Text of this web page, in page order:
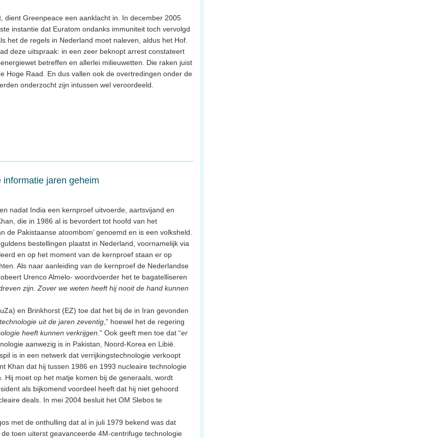
dient Greenpeace een aanklacht in. In december 2005
instantie dat Euratom ondanks immuniteit toch vervolgd
het de regels in Nederland moet naleven, aldus het Hof.
deze uitspraak: in een zeer beknopt arrest constateert
betreffen en allerlei milieuwetten. Die raken juist
Hoge Raad. En dus vallen ook de overtredingen onder de
onderzocht zijn intussen wel veroordeeld.
jaren geheim
nadat India een kernproef uitvoerde, aartsvijand en
die in 1986 al is bevordert tot hoofd van het
de Pakistaanse atoombom’ genoemd en is een volksheld.
bestellingen plaatst in Nederland, voornamelijk via
en op het moment van de kernproef staan er op
Als naar aanleiding van de kernproef de Nederlandse
Urenco Almelo- woordvoerder het te bagatelliseren
zijn. Zover we weten heeft hij nooit de hand kunnen
en Brinkhorst (EZ) toe dat het bij de in Iran gevonden
uit de jaren zeventig ,” hoewel het de regering
heeft kunnen verkrijgen .” Ook geeft men toe dat “er
aanwezig is in Pakistan, Noord-Korea en Libië.
is in een netwerk dat verrijkingstechnologie verkoopt
Khan dat hij tussen 1986 en 1993 nucleaire technologie
Hij moet op het matje komen bij de generaals, wordt
als bijkomend voordeel heeft dat hij niet gehoord
deals. In mei 2004 besluit het OM Slebos te
met de onthulling dat al in juli 1979 bekend was dat
de toen uiterst geavanceerde 4M-centrifuge technologie